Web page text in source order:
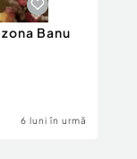
Banu
6 luni în urmă